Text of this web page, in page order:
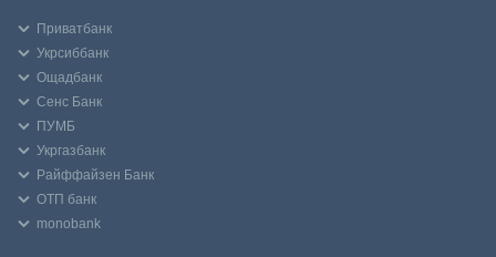
Приватбанк
Укрсиббанк
Ощадбанк
Сенс Банк
ПУМБ
Укргазбанк
Райффайзен Банк
ОТП банк
monobank